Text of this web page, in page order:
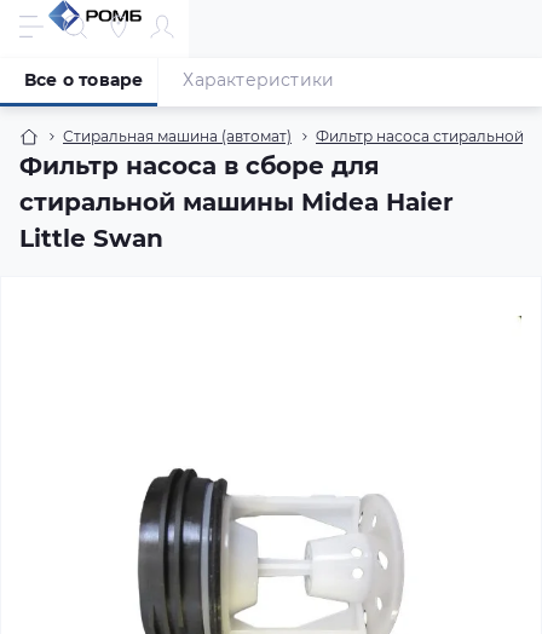
Стиральная машина (автомат) Фильтр насоса стиральной
Фильтр насоса в сборе для
стиральной машины Midea Haier
Little Swan
Все о товаре Характеристики